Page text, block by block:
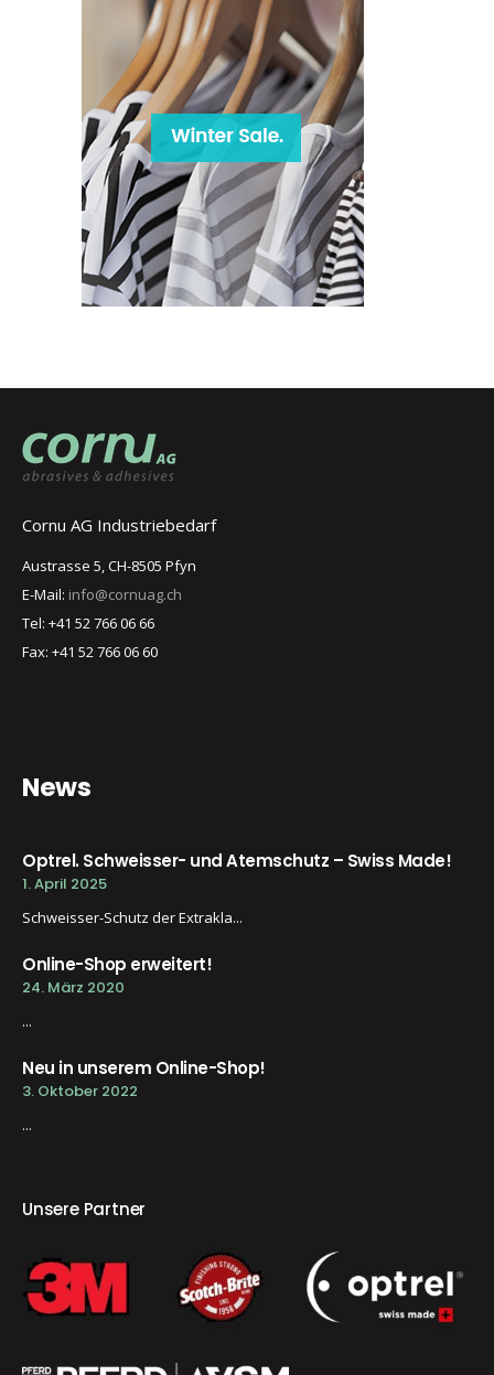
Cornu AG Industriebedarf
Austrasse 5, CH-8505 Pfyn
E-Mail: info@cornuag.ch
Tel: +41 52 766 06 66
Fax: +41 52 766 06 60
News
Optrel. Schweisser- und Atemschutz – Swiss Made!
1. April 2025
Schweisser-Schutz der Extrakla...
Online-Shop erweitert!
24. März 2020
...
Neu in unserem Online-Shop!
3. Oktober 2022
...
Unsere Partner